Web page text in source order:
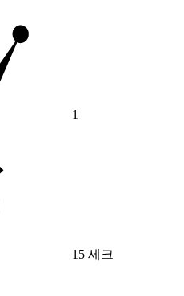
1
15 세크